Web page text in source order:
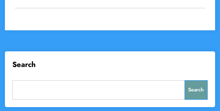
Search
Search